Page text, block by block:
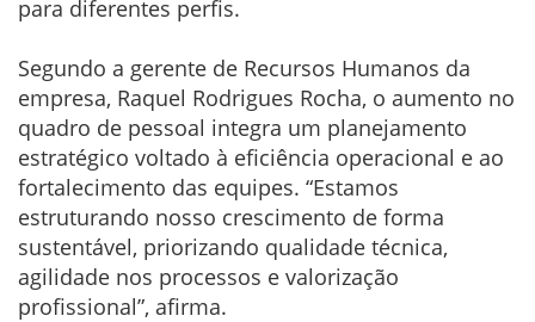
para diferentes perfis.
Segundo a gerente de Recursos Humanos da
empresa, Raquel Rodrigues Rocha, o aumento no
quadro de pessoal integra um planejamento
estratégico voltado à eficiência operacional e ao
fortalecimento das equipes. “Estamos
estruturando nosso crescimento de forma
sustentável, priorizando qualidade técnica,
agilidade nos processos e valorização
profissional”, afirma.